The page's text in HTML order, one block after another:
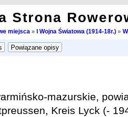
Strona
miejsca » I Wojna Światowa (1914-18r.)»
mazurskie,
Kreis Lyck (-